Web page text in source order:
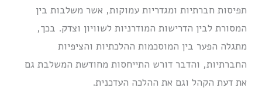
תפיסות חברתיות ומגדריות עמוקות, אשר משלבות בין
המסורת לבין הדרישות המודרניות לשוויון וצדק. בכך,
מתגלה הפער בין המוסכמות ההלכתיות והציפיות
החברתיות, והדבר דורש התייחסות מחודשת המשלבת גם
את דעת הקהל וגם את ההלכה העדכנית.